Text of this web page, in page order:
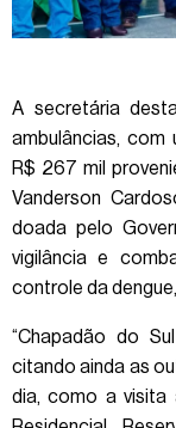
A secretária
ambulâncias,
R$ 267 mil
Vanderson
doada pelo
vigilância e
controle da
“Chapadão do
citando ainda as
dia, como a visita